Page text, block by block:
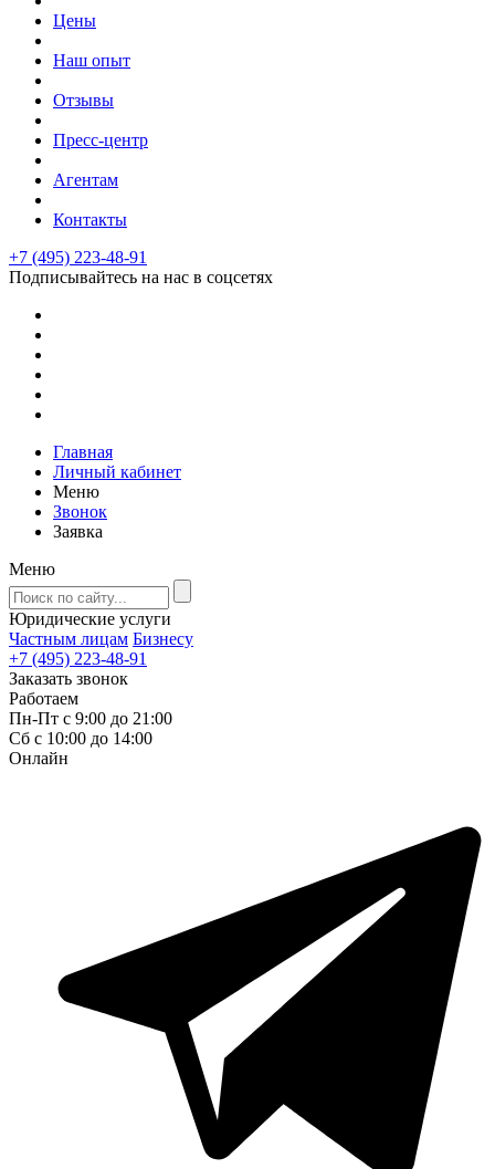
Цены
Наш опыт
Отзывы
Пресс-центр
Агентам
Контакты
+7 (495) 223-48-91
Подписывайтесь на нас в соцсетях
Главная
Личный кабинет
Меню
Звонок
Заявка
Меню
Юридические услуги
Частным лицам Бизнесу
+7 (495) 223-48-91
Заказать звонок
Работаем
Пн-Пт с 9:00 до 21:00
Сб с 10:00 до 14:00
Онлайн